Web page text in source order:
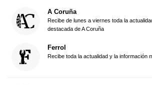
A Coruña
Recibe de lunes a viernes toda la
destacada de A Coruña
Ferrol
Recibe toda la actualidad y la información